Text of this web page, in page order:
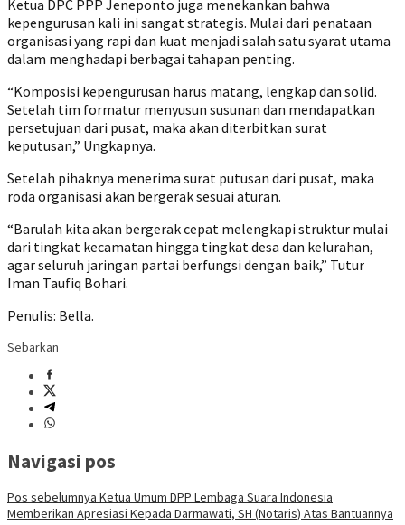
Ketua DPC PPP Jeneponto juga menekankan bahwa
kepengurusan kali ini sangat strategis. Mulai dari penataan
organisasi yang rapi dan kuat menjadi salah satu syarat utama
dalam menghadapi berbagai tahapan penting.
“Komposisi kepengurusan harus matang, lengkap dan solid.
Setelah tim formatur menyusun susunan dan mendapatkan
persetujuan dari pusat, maka akan diterbitkan surat
keputusan,” Ungkapnya.
Setelah pihaknya menerima surat putusan dari pusat, maka
roda organisasi akan bergerak sesuai aturan.
“Barulah kita akan bergerak cepat melengkapi struktur mulai
dari tingkat kecamatan hingga tingkat desa dan kelurahan,
agar seluruh jaringan partai berfungsi dengan baik,” Tutur
Iman Taufiq Bohari.
Penulis: Bella.
Sebarkan
Navigasi pos
Pos sebelumnya Ketua Umum DPP Lembaga Suara Indonesia
Memberikan Apresiasi Kepada Darmawati, SH (Notaris) Atas Bantuannya